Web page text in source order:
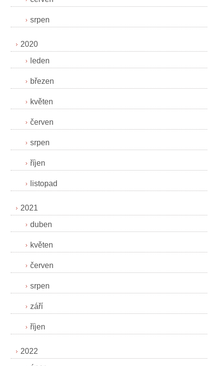
srpen
2020
leden
březen
květen
červen
srpen
říjen
listopad
2021
duben
květen
červen
srpen
září
říjen
2022